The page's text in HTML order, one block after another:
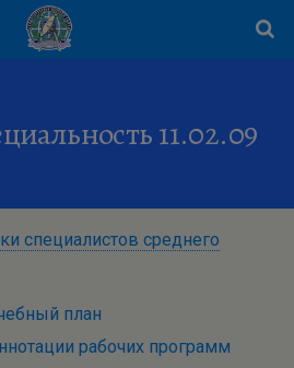
11.02.09
специалистов среднего
план
рабочих программ